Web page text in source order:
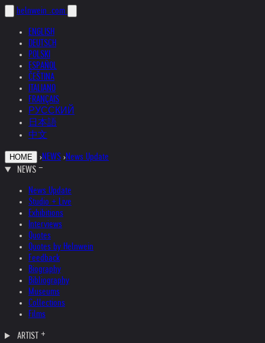
helnwein .com
ENGLISH
DEUTSCH
POLSKI
ESPAÑOL
ČEŠTINA
ITALIANO
FRANÇAIS
РУССКИЙ
日本語
中文
HOME ›NEWS ›News Update
NEWS
News Update
Studio + Live
Exhibitions
Interviews
Quotes
Quotes by Helnwein
Feedback
Biography
Bibliography
Museums
Collections
Films
ARTIST